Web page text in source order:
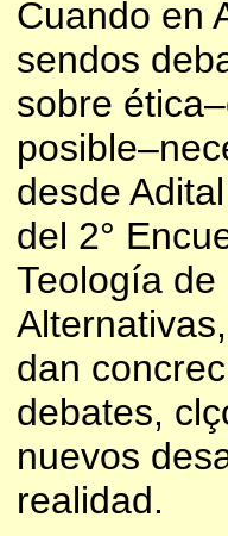
Cuando en
sendos
sobre
desde
del 2°
Teología
dan
debates,
nuevos
realidad.